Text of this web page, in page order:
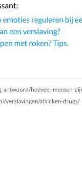
emoties reguleren bij
een verslaving?
met roken? Tips.
antwoord/hoeveel-mensen-
verslavingen/afkicken-drugs/